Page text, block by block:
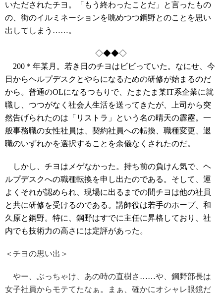
いただされたチヨ。「もう終わったことだ」と言ったもの
の、街のイルミネーションを眺めつつ鋼野とのことを思い
出してしまう……。
◇◆◆◇
200＊年某月。若き日のチヨはビビっていた。なにせ、今
日からヘルプデスクとやらになるための研修が始まるのだ
から。普通のOLになるつもりで、たまたま某IT系企業に就
職し、つつがなく社会人生活を送ってきたが、上司から突
然告げられたのは「リストラ」という名の晴天の霹靂。一
般事務職の女性社員は、契約社員への転換、職種変更、退
職のいずれかを選択することを余儀なくされたのだ。
しかし、チヨはメゲなかった。持ち前の負けん気で、ヘ
ルプデスクへの職種転換を申し出たのである。そして、運
よくそれが認められ、現場に出るまでの間チヨは他の社員
と共に研修を受けるのである。講師役は若手のホープ、和
久原と鋼野。特に、鋼野はすでに主任に昇格しており、社
内でも技術力の高さには定評があった。
＜チヨの思い出＞
やー、ぶっちゃけ、あの時の直樹さ ……や、鋼野部長は
女子社員からモテてたなぁ。まぁ、確かにオシャレ眼鏡だ